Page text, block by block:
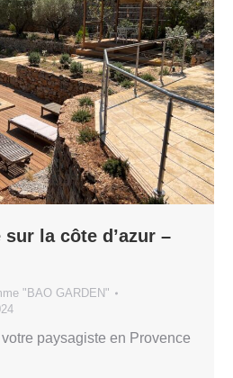
la côte d’azur –
"BAO GARDEN"
paysagiste en Provence